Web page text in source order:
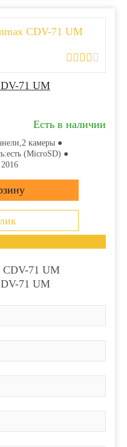
71 UM
Есть в наличии
камеры ●
(MicroSD) ●
71 UM